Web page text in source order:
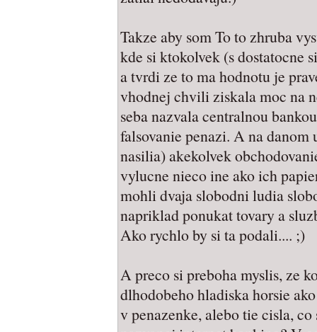
Takze aby som To to zhruba
kde si ktokolvek (s dostatocne
a tvrdi ze to ma hodnotu je
vhodnej chvili ziskala moc na
seba nazvala centralnou
falsovanie penazi. A na
nasilia) akekolvek
vylucne nieco ine ako ich
mohli dvaja slobodni ludia
napriklad ponukat tovary a
Ako rychlo by si ta podali.... ;)
A preco si preboha myslis, ze
dlhodobeho hladiska horsie
v penazenke, alebo tie cisla,